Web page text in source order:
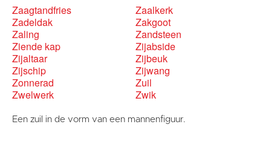
Zaagtandfries
Zaalkerk
Zadeldak
Zakgoot
Zaling
Zandsteen
Ziende kap
Zijabside
Zijaltaar
Zijbeuk
Zijschip
Zijwang
Zonnerad
Zuil
Zwelwerk
Zwik
Een zuil in de vorm van een mannenfiguur.